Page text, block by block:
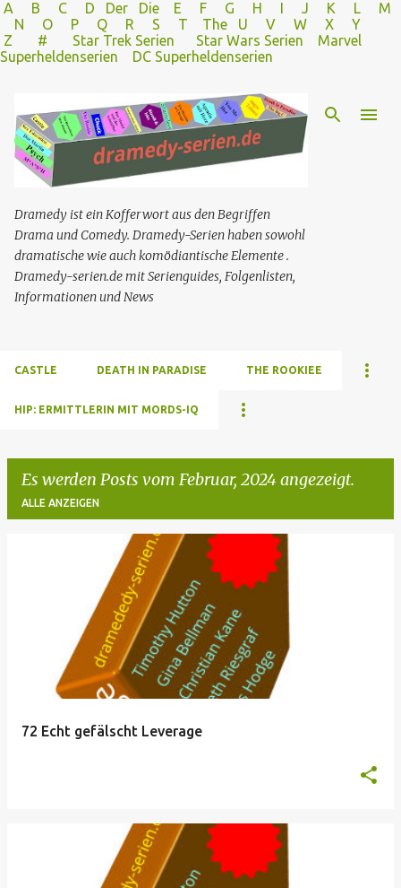
A B C D Der Die E F G H I J K L
M
N
O P Q R S T The U V
W X Y
Z
# Star Trek Serien Star Wars Serien
Marvel
Superheldenserien
DC Superheldenserien
Direkt zum Hauptbereich
Dramedy ist ein Kofferwort aus den Begriffen
Drama und Comedy. Dramedy-Serien haben sowohl
dramatische wie auch komödiantische Elemente .
Dramedy-serien.de mit Serienguides, Folgenlisten,
Informationen und News
CASTLE DEATH IN PARADISE THE ROOKIEE
HIP: ERMITTLERIN MIT MORDS-IQ
Es werden Posts vom Februar, 2024 angezeigt.
ALLE ANZEIGEN
72 Echt gefälscht Leverage